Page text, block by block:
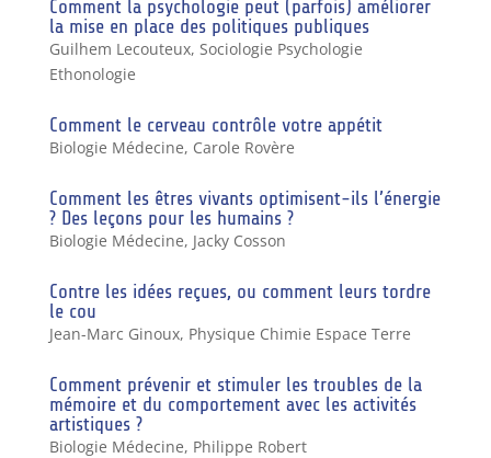
Comment la psychologie peut (parfois) améliorer
la mise en place des politiques publiques
Guilhem Lecouteux, Sociologie Psychologie
Ethonologie
Comment le cerveau contrôle votre appétit
Biologie Médecine, Carole Rovère
Comment les êtres vivants optimisent-ils l’énergie
? Des leçons pour les humains ?
Biologie Médecine, Jacky Cosson
Contre les idées reçues, ou comment leurs tordre
le cou
Jean-Marc Ginoux, Physique Chimie Espace Terre
Comment prévenir et stimuler les troubles de la
mémoire et du comportement avec les activités
artistiques ?
Biologie Médecine, Philippe Robert